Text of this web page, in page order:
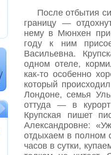
После отбытия
границу —
нему в Мюнхен
году к ним
Васильевна.
одном отеле,
как-то особенно
который
Лондоне, семья
оттуда — в
Крупская пишет
Александровне:
отдыхаем в полном
часов в сутки,